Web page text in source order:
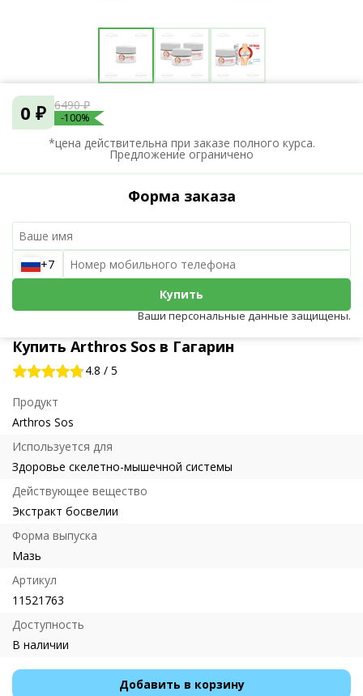
Купить Arthros Sos в Гагарин
4.8 / 5
Продукт
Arthros Sos
Используется для
Здоровье скелетно-мышечной системы
Действующее вещество
Экстракт босвелии
Форма выпуска
Мазь
Артикул
11521763
Доступность
В наличии
Добавить в корзину
0 ₽ 6490 ₽
-100%
*цена действительна при заказе полного курса.
Предложение ограничено
Форма заказа
+7
Купить
Ваши персональные данные защищены.